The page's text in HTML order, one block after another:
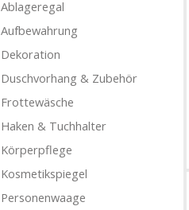
Ablageregal
Aufbewahrung
Dekoration
Duschvorhang & Zubehör
Frottewäsche
Haken & Tuchhalter
Körperpflege
Kosmetikspiegel
Personenwaage